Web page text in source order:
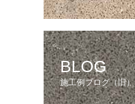
BLOG
施工例ブログ（旧）